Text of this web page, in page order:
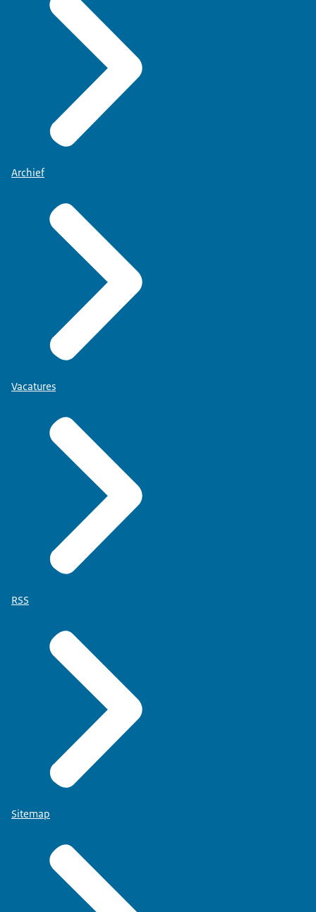
Archief
Vacatures
RSS
Sitemap